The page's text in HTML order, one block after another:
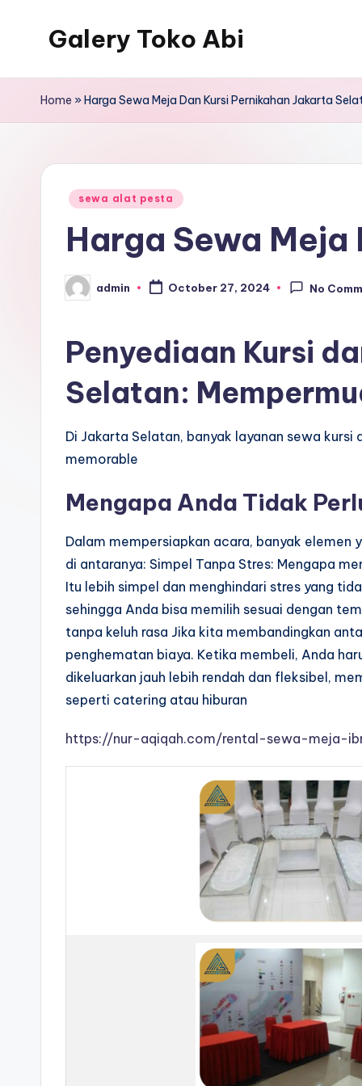
Galery Toko Abi
Home »Harga Sewa Meja Dan Kursi Pernikahan Jakarta
Posted
sewa alat pesta
Harga Sewa
Posted
by
admin October 27, 2024 No
Penyediaan Kursi
Selatan:
Di Jakarta Selatan, banyak layanan sewa
memorable
Mengapa Anda Tidak
Dalam mempersiapkan acara, banyak elemen
di antaranya: Simpel Tanpa Stres: Mengapa
Itu lebih simpel dan menghindari stres yang
sehingga Anda bisa memilih sesuai dengan
tanpa keluh rasa Jika kita membandingkan
penghematan biaya. Ketika membeli, Anda
dikeluarkan jauh lebih rendah dan fleksibel,
seperti catering atau hiburan
https://nur-aqiqah.com/rental-sewa-meja-